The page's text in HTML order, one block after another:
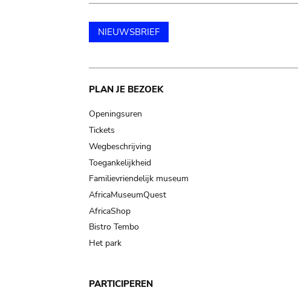
NIEUWSBRIEF
Main
navigation
PLAN JE BEZOEK
Openingsuren
Tickets
Wegbeschrijving
Toegankelijkheid
Familievriendelijk museum
AfricaMuseumQuest
AfricaShop
Bistro Tembo
Het park
PARTICIPEREN